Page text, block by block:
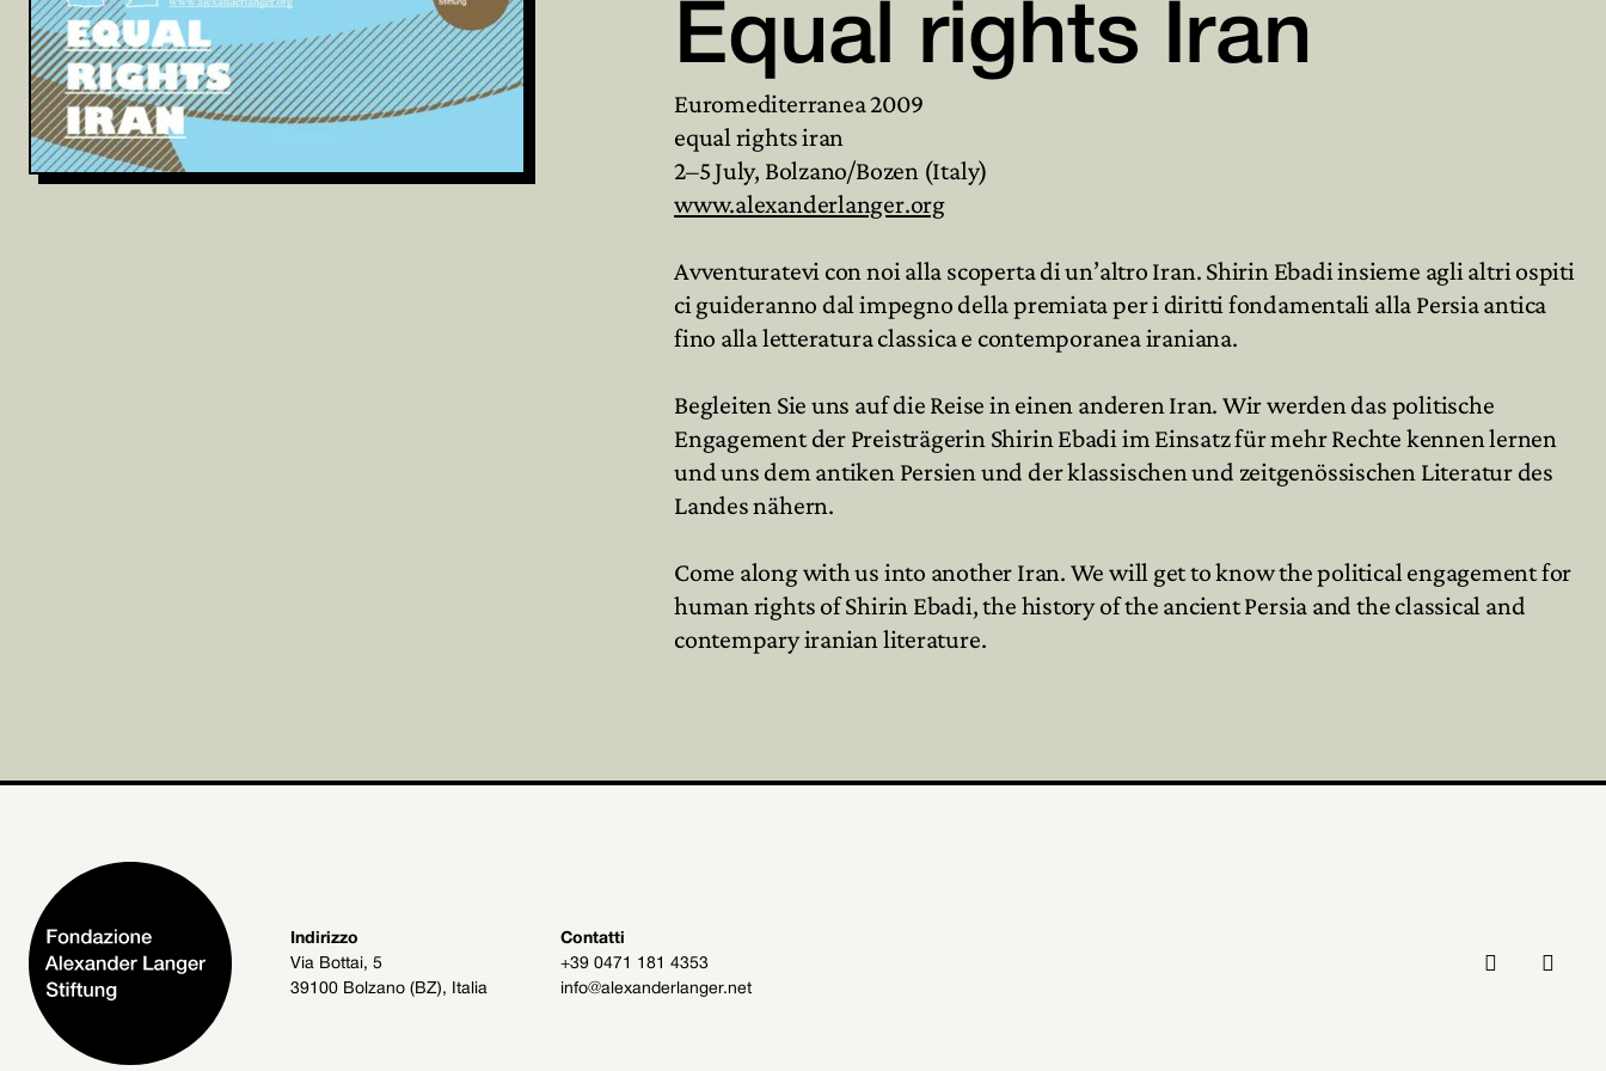
Archivio
Partecipa
Equal rights Iran
Euromediterranea 2009
equal rights iran
2–5 July, Bolzano/Bozen (Italy)
www.alexanderlanger.org
Avventuratevi con noi alla scoperta di un’altro Iran. Shirin Ebadi insieme agli altri ospiti
ci guideranno dal impegno della premiata per i diritti fondamentali alla Persia antica
fino alla letteratura classica e contemporanea iraniana.
Begleiten Sie uns auf die Reise in einen anderen Iran. Wir werden das politische
Engagement der Preisträgerin Shirin Ebadi im Einsatz für mehr Rechte kennen lernen
und uns dem antiken Persien und der klassischen und zeitgenössischen Literatur des
Landes nähern.
Come along with us into another Iran. We will get to know the political engagement for
human rights of Shirin Ebadi, the history of the ancient Persia and the classical and
contempary iranian literature.
Indirizzo
Via Bottai, 5
39100 Bolzano (BZ), Italia
Contatti
+39 0471 181 4353
info@alexanderlanger.net
 